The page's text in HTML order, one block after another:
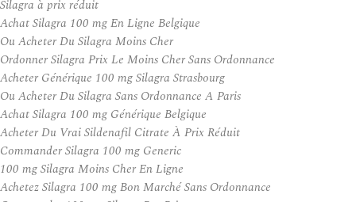
Silagra à prix réduit
Achat Silagra 100 mg En Ligne Belgique
Ou Acheter Du Silagra Moins Cher
Ordonner Silagra Prix Le Moins Cher Sans Ordonnance
Acheter Générique 100 mg Silagra Strasbourg
Ou Acheter Du Silagra Sans Ordonnance A Paris
Achat Silagra 100 mg Générique Belgique
Acheter Du Vrai Sildenafil Citrate À Prix Réduit
Commander Silagra 100 mg Generic
100 mg Silagra Moins Cher En Ligne
Achetez Silagra 100 mg Bon Marché Sans Ordonnance